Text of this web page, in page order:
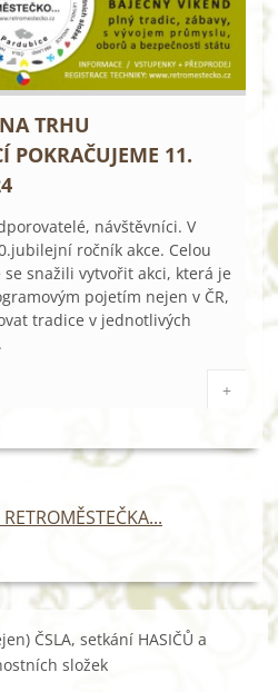
TRHU
POKRAČUJEME 11.
návštěvníci. V
ročník akce. Celou
snažili vytvořit akci, která je
pojetím nejen v ČR,
tradice v jednotlivých
+
ČSLA, setkání HASIČŮ a
složek